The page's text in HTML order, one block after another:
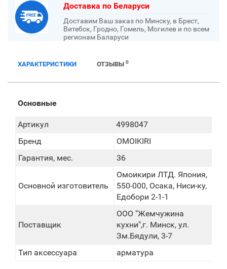
Доставка по Беларуси
Доставим Ваш заказ по Минску, в Брест,
Витебск, Гродно, Гомель, Могилев и по всем
регионам Баларуси
ХАРАКТЕРИСТИКИ ОТЗЫВЫ 0
Основные
Артикул
4998047
Бренд
OMOIKIRI
Гарантия, мес.
36
Основной изготовитель
Омоикири ЛТД. Япония,
550-000, Осака, Ниси-ку,
Едобори 2-1-1
Поставщик
ООО "Жемчужина
кухни",г. Минск, ул.
Зм.Бядули, 3-7
Тип аксессуара
арматура